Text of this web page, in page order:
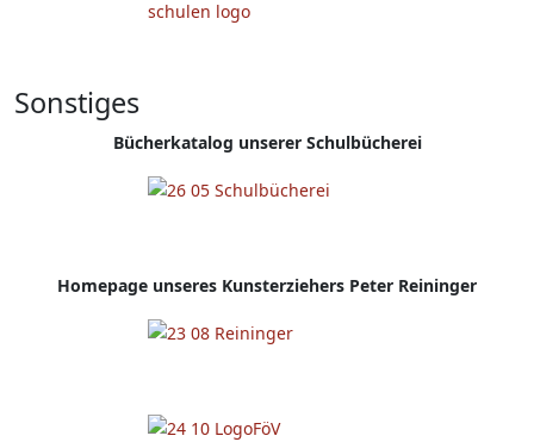
Sonstiges
Bücherkatalog unserer Schulbücherei
Homepage unseres Kunsterziehers Peter Reininger